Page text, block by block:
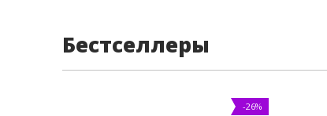
Бестселлеры
-26%